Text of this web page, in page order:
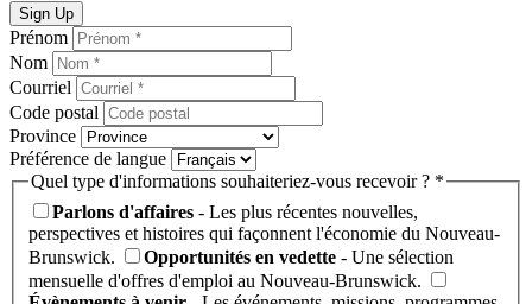
Sign Up
Prénom
Nom
Courriel
Code postal
Province
Préférence de langue
Quel type d'informations souhaiteriez-vous recevoir ? *
Parlons d'affaires - Les plus récentes nouvelles,
perspectives et histoires qui façonnent l'économie du Nouveau-
Brunswick.
Opportunités en vedette - Une sélection
mensuelle d'offres d'emploi au Nouveau-Brunswick.